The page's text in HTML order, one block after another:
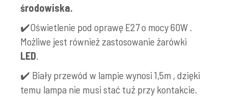
środowiska.
✔️Oświetlenie pod oprawę E27 o mocy 60W .
Możliwe jest również zastosowanie żarówki
LED.
✔️ Biały przewód w lampie wynosi 1,5m , dzięki
temu lampa nie musi stać tuż przy kontakcie.